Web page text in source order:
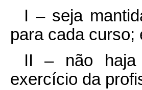
I – seja
para cada curso;
II – não haja
exercício da